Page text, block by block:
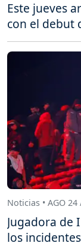
Este jueves
con el debut
Noticias • AGO 24
Jugadora de
los